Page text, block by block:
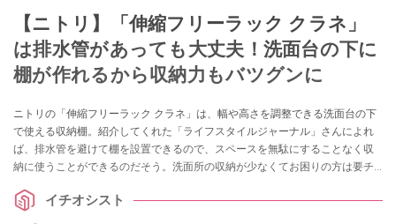
【ニトリ】「伸縮フリーラック クラネ」
は排水管があっても大丈夫！洗面台の下に
棚が作れるから収納力もバツグンに
ニトリの「伸縮フリーラック クラネ」は、幅や高さを調整できる洗面台の下
で使える収納棚。紹介してくれた「ライフスタイルジャーナル」さんによれ
ば、排水管を避けて棚を設置できるので、スペースを無駄にすることなく収
納に使うことができるのだそう。洗面所の収納が少なくてお困りの方は要チ
イチオシスト